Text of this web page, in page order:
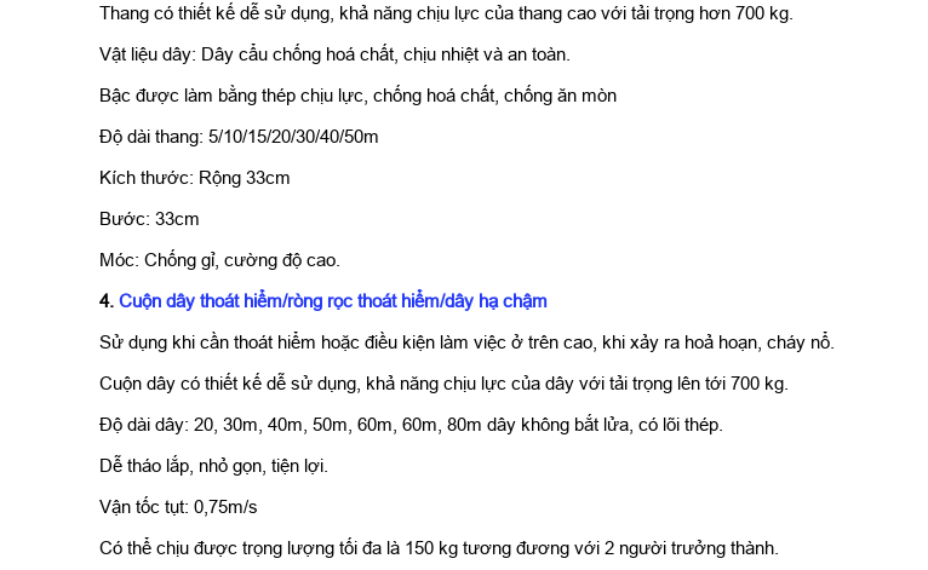
Thang có thiết kế dễ sử dụng, khả năng chịu lực của thang cao với tải trọng hơn 700 kg.
Vật liệu dây: Dây cẩu chống hoá chất, chịu nhiệt và an toàn.
Bậc được làm bằng thép chịu lực, chống hoá chất, chống ăn mòn
Độ dài thang: 5/10/15/20/30/40/50m
Kích thước: Rộng 33cm
Bước: 33cm
Móc: Chống gỉ, cường độ cao.
4. Cuộn dây thoát hiểm/ròng rọc thoát hiểm/dây hạ chậm
Sử dụng khi cần thoát hiểm hoặc điều kiện làm việc ở trên cao, khi xảy ra hoả hoạn, cháy nổ.
Cuộn dây có thiết kế dễ sử dụng, khả năng chịu lực của dây với tải trọng lên tới 700 kg.
Độ dài dây: 20, 30m, 40m, 50m, 60m, 60m, 80m dây không bắt lửa, có lõi thép.
Dễ tháo lắp, nhỏ gọn, tiện lợi.
Vận tốc tụt: 0,75m/s
Có thể chịu được trọng lượng tối đa là 150 kg tương đương với 2 người trưởng thành.